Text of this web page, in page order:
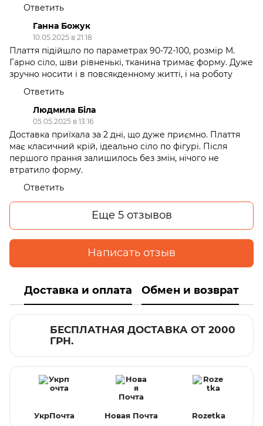
Ответить
Ганна Божук
10.05.2025 в 21:18
Плаття підійшло по параметрах 90-72-100, розмір M.
Гарно сіло, шви рівненькі, тканина тримає форму. Дуже
зручно носити і в повсякденному житті, і на роботу
Ответить
Людмила Біла
05.05.2025 в 13:16
Доставка приїхала за 2 дні, що дуже приємно. Плаття
має класичний крій, ідеально сіло по фігурі. Після
першого прання залишилось без змін, нічого не
втратило форму.
Ответить
Еще 5 отзывов
Написать отзыв
Доставка и оплата Обмен и возврат
БЕСПЛАТНАЯ ДОСТАВКА ОТ 2000
ГРН.
УкрПочта Новая Почта Rozetka